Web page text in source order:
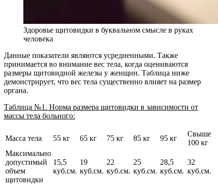
Здоровье щитовидки в буквальном смысле в руках
человека
Данные показатели являются усредненными. Также
принимается во внимание вес тела, когда оцениваются
размеры щитовидной железы у женщин. Таблица ниже
демонстрирует, что вес тела существенно влияет на размер
органа.
Таблица №1. Норма размера щитовидки в зависимости от
массы тела больного:
Масса тела 55 кг 65 кг 75 кг 85 кг 95 кг
Свыше
100 кг
Максимально
допустимый
объем
щитовидки
15,5
куб.см.
19
куб.см.
22
куб.см.
25
куб.см.
28,5
куб.см.
32
куб.см.